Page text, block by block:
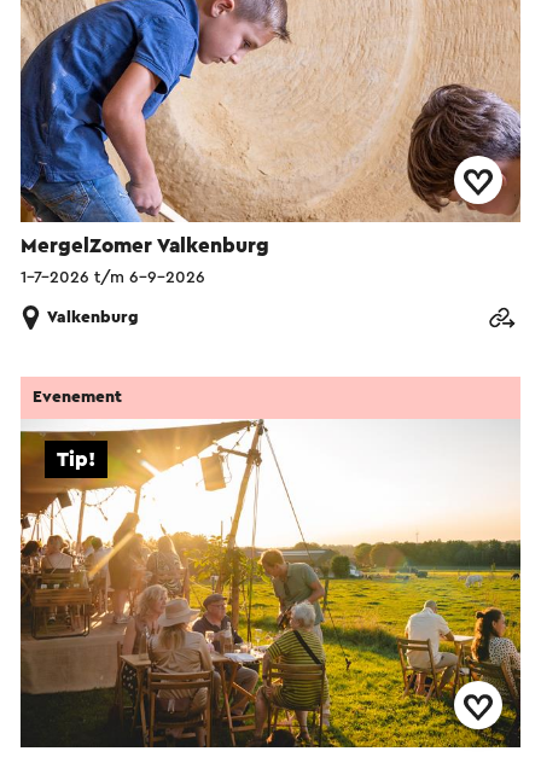
MergelZomer Valkenburg
1-7-2026 t/m 6-9-2026
Valkenburg
Tip!
Evenement